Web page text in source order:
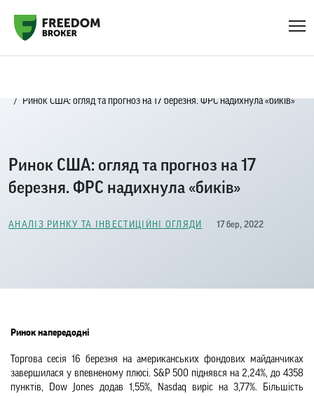
Ринок США: огляд та прогноз на 17 березня. ФРС надихнула «биків»
Ринок США: огляд та прогноз на 17
березня. ФРС надихнула «биків»
АНАЛІЗ РИНКУ ТА ІНВЕСТИЦІЙНІ ОГЛЯДИ 17 бер, 2022
Ринок напередодні
Торгова сесія 16 березня на американських фондових майданчиках
завершилася у впевненому плюсі. S&P 500 піднявся на 2,24%, до 4358
пунктів, Dow Jones додав 1,55%, Nasdaq виріс на 3,77%. Більшість